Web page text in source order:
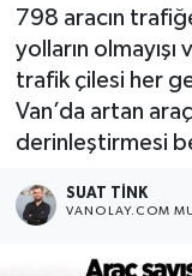
798 aracın
yolların
trafik çilesi her
Van’da artan
derinleştirmesi
SUAT TINK
VANOLAY.COM
Bilim &
Dünya
RESMİ
Son Dakika
Haber Arşivi